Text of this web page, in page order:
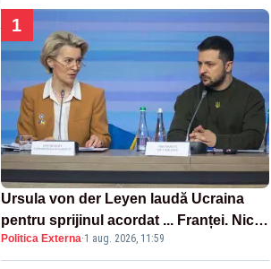
1
Ursula von der Leyen laudă Ucraina
pentru sprijinul acordat ... Franței. Nicio
reacție privind ajutorul energetic
promis României
Politica Externa·1 aug. 2026, 11:59